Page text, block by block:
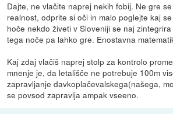
Dajte, ne vlačite naprej nekih fobij. Ne gre
realnost, odprite si oči in malo poglejte kaj
hoče nekdo živeti v Sloveniji se naj
tega noče pa lahko gre. Enostavna
Kaj zdaj vlačiš naprej stolp za kontrolo
mnenje je, da letališče ne potrebuje 100m
zapravljanje davkoplačevalskega(našega,
se povsod zapravlja ampak vseeno.